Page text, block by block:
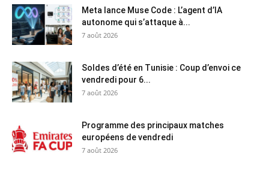
Meta lance Muse Code : L’agent d’IA
autonome qui s’attaque à...
7 août 2026
Soldes d’été en Tunisie : Coup d’envoi ce
vendredi pour 6...
7 août 2026
Programme des principaux matches
européens de vendredi
7 août 2026